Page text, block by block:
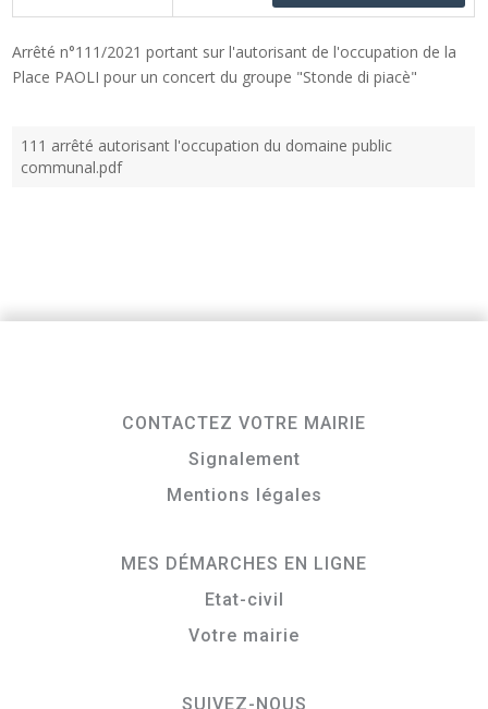
Arrêté n°111/2021 portant sur l'autorisant de l'occupation de la
Place PAOLI pour un concert du groupe "Stonde di piacè"
111 arrêté autorisant l'occupation du domaine public
communal.pdf
CONTACTEZ VOTRE MAIRIE
Signalement
Mentions légales
MES DÉMARCHES EN LIGNE
Etat-civil
Votre mairie
SUIVEZ-NOUS